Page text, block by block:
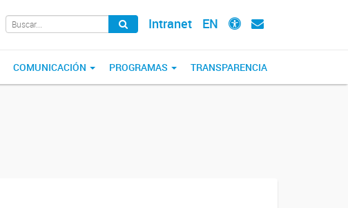
Intranet EN
COMUNICACIÓN PROGRAMAS TRANSPARENCIA